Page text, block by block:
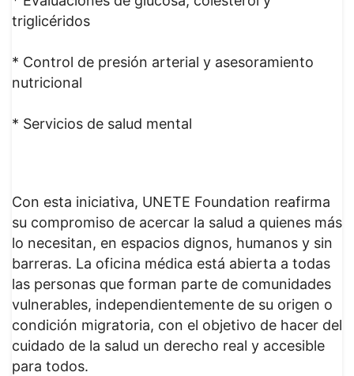
triglicéridos
* Control de presión arterial y asesoramiento
nutricional
* Servicios de salud mental
Con esta iniciativa, UNETE Foundation reafirma
su compromiso de acercar la salud a quienes más
lo necesitan, en espacios dignos, humanos y sin
barreras. La oficina médica está abierta a todas
las personas que forman parte de comunidades
vulnerables, independientemente de su origen o
condición migratoria, con el objetivo de hacer del
cuidado de la salud un derecho real y accesible
para todos.